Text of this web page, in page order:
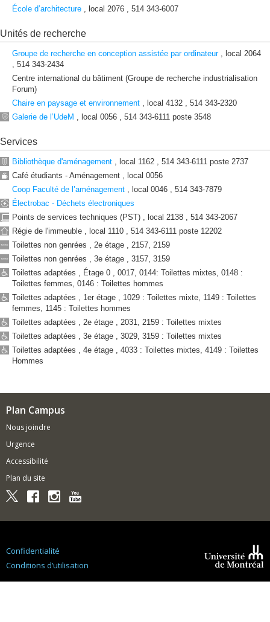
Côte-
Catherine
7077,
Parc
7101,
du
Parc
888
boulevard
Maisonneuve
Est
Centre
d'éducation
physique
et
des
sports
(CEPSUM)
Centre
des
technologies
de
fabrication
Complexe
des
Garage
Louis-
Montréal
Édifice
Édifice
Lise-
et-
École d’architecture , local 2076 , 514 343-6007
Unités de recherche
Groupe de recherche en conception assistée par ordinateur, local 2064
, 514 343-2434
Centre international du bâtiment (Groupe de recherche industrialisation
Forum)
Chaire en paysage et environnement , local 4132 , 514 343-2320
Galerie de l’UdeM
, local 0056 , 514 343-6111 poste 3548
Services
Bibliothèque d'aménagement , local 1162 , 514 343-6111 poste 2737
Café étudiants - Aménagement , local 0056
Coop Faculté de l’aménagement , local 0046 , 514 343-7879
Électrobac - Déchets électroniques
Points de services techniques (PST) , local 2138 , 514 343-2067
Régie de l'immeuble , local 1110 , 514 343-6111 poste 12202
Toilettes non genrées , 2e étage , 2157, 2159
Toilettes non genrées , 3e étage , 3157, 3159
Toilettes adaptées , Étage 0 , 0017, 0144: Toilettes mixtes, 0148 :
Toilettes femmes, 0146 : Toilettes hommes
Toilettes adaptées , 1er étage , 1029 : Toilettes mixte, 1149 : Toilettes
femmes, 1145 : Toilettes hommes
Toilettes adaptées , 2e étage , 2031, 2159 : Toilettes mixtes
Toilettes adaptées , 3e étage , 3029, 3159 : Toilettes mixtes
Toilettes adaptées , 4e étage , 4033 : Toilettes mixtes, 4149 : Toilettes
Hommes
Plan Campus
Nous joindre
Urgence
Accessibilité
Plan du site
Confidentialité
Conditions d’utilisation
Montréal